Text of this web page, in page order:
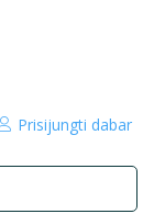
Prisijungti dabar